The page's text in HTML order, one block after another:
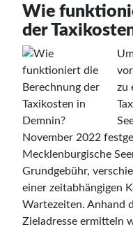
Wie
der
zu
November 2022
Mecklenburgische
Grundgebühr,
einer zeitabhängigen
Wartezeiten. Anhand
Zieladresse ermitteln